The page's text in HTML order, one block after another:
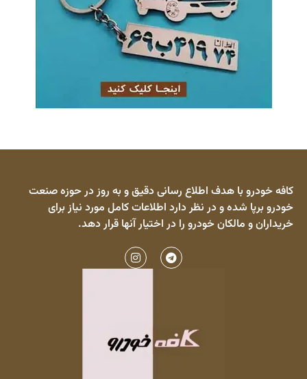
کافه خودرو با هدف اطلاع رسانی دقیق و به روز در حوزه صنعت
خودرو برپا شده و در نظر دارد اطلاعات کامل مورد نیاز برای
خریداران و مالکان خودرو را در اختیار آنها قرار دهد.